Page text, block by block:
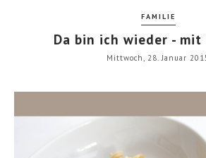
FAMILIE
Da bin ich wieder - mit
Mittwoch, 28. Januar